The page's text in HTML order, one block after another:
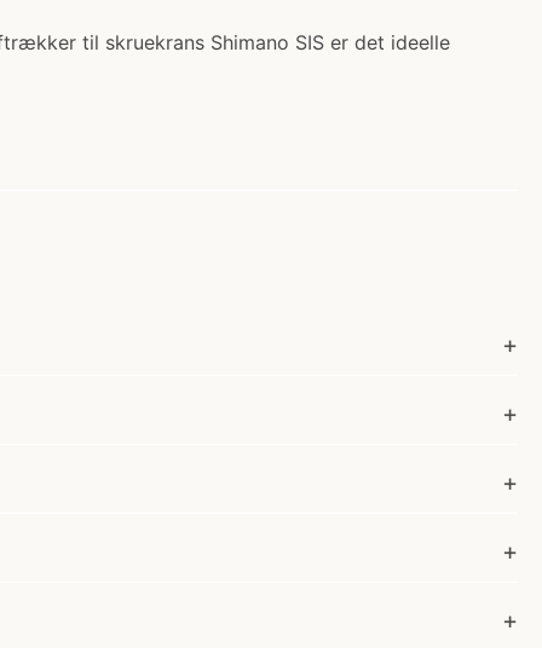
til skruekrans Shimano SIS er det ideelle